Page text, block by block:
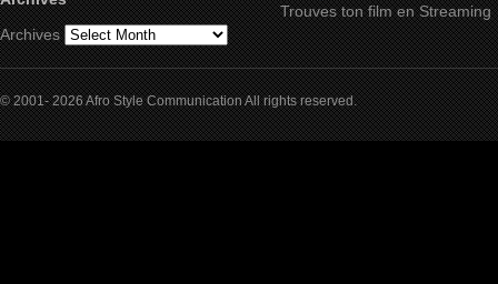
Archives
Trouves ton film en Streaming
© 2001- 2026 Afro Style Communication All rights reserved.